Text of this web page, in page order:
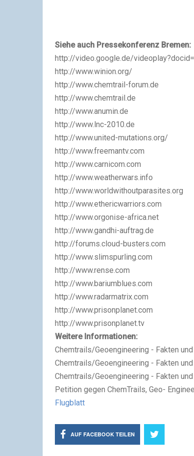
Siehe auch Pressekonferenz Bremen:
http://video.google.de/
http://www.winion.org/
http://www.chemtrail-forum.de
http://www.chemtrail.de
http://www.anumin.de
http://www.lnc-2010.de
http://www.united-mutations.org/
http://www.freemantv.com
http://www.carnicom.com
http://www.weatherwars.info
http://www.worldwithoutparasites.org
http://www.ethericwarriors.com
http://www.orgonise-africa.net
http://www.gandhi-auftrag.de
http://forums.cloud-busters.com
http://www.slimspurling.com
http://www.rense.com
http://www.bariumblues.com
http://www.radarmatrix.com
http://www.prisonplanet.com
http://www.prisonplanet.tv
Weitere Informationen:
Chemtrails/Geoengineering - Fakten
Chemtrails/Geoengineering - Fakten
Chemtrails/Geoengineering - Fakten
Petition gegen ChemTrails, Geo-
Flugblatt
AUF FACEBOOK TEILEN